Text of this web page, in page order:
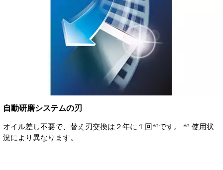
自動研磨システムの刃
オイル差し不要で、替え刃交換は２年に１回*²です。 *² 使用状
況により異なります。